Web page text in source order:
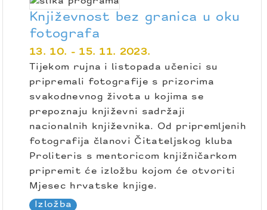
Književnost bez granica u oku
fotografa
13. 10. - 15. 11. 2023.
Tijekom rujna i listopada učenici su
pripremali fotografije s prizorima
svakodnevnog života u kojima se
prepoznaju književni sadržaji
nacionalnih književnika. Od pripremljenih
fotografija članovi Čitateljskog kluba
Proliteris s mentoricom knjižničarkom
pripremit će izložbu kojom će otvoriti
Mjesec hrvatske knjige.
Izložba